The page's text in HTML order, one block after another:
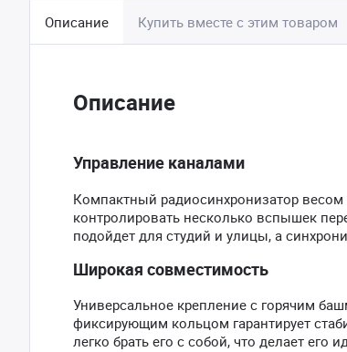
Описание Купить вместе с этим товаром
Описание
Управление каналами
Компактный радиосинхронизатор
контролировать несколько вспышек
подойдет для студий и улицы, а
Широкая совместимость
Универсальное крепление с горячим
фиксирующим кольцом гарантирует
легко брать его с собой, что делает